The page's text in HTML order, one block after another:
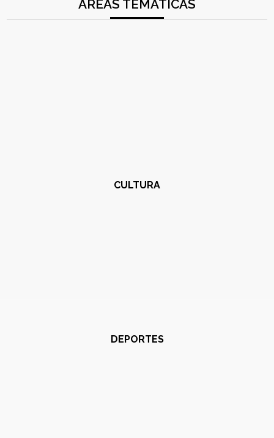
ÁREAS TEMÁTICAS
CULTURA
DEPORTES